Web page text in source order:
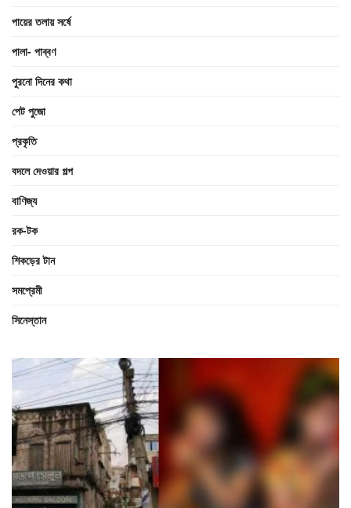
পায়ের তলায় সর্ষে
পালা- পাব্বণ
পুরনো দিনের কথা
পেট পুজো
প্রকৃতি
বদলে দেওয়ার গল্প
বাণিজ্য
রক-টক
শিকড়ের টান
সমপ্রেমী
সিনেস্তান